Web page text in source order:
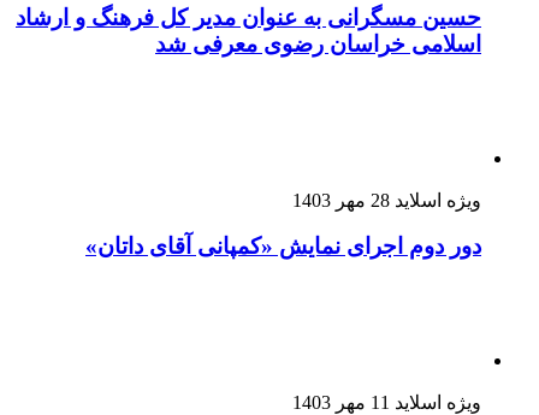
حسین مسگرانی به عنوان مدیر کل فرهنگ و ارشاد
اسلامی خراسان رضوی معرفی شد
ویژه اسلاید 28 مهر 1403
دور دوم اجرای نمایش «کمپانی آقای داتان»
ویژه اسلاید 11 مهر 1403